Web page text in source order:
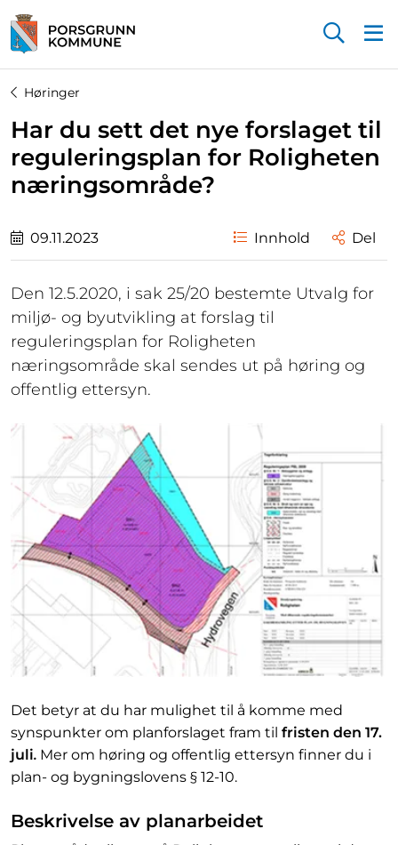
Høringer
Har du sett det nye forslaget til
reguleringsplan for Roligheten
næringsområde?
09.11.2023 Innhold Del
Den 12.5.2020, i sak 25/20 bestemte Utvalg for
miljø- og byutvikling at forslag til
reguleringsplan for Roligheten
næringsområde skal sendes ut på høring og
offentlig ettersyn.
Det betyr at du har mulighet til å komme med
synspunkter om planforslaget fram til fristen den 17.
juli. Mer om høring og offentlig ettersyn finner du i
plan- og bygningslovens § 12-10.
Beskrivelse av planarbeidet